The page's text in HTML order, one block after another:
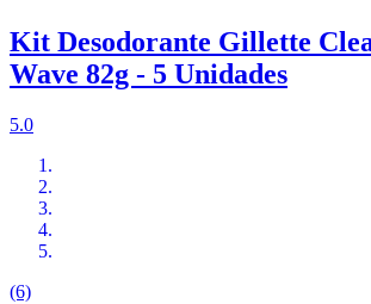
Kit Desodorante Gillette
Wave 82g - 5 Unidades
5.0
(6)